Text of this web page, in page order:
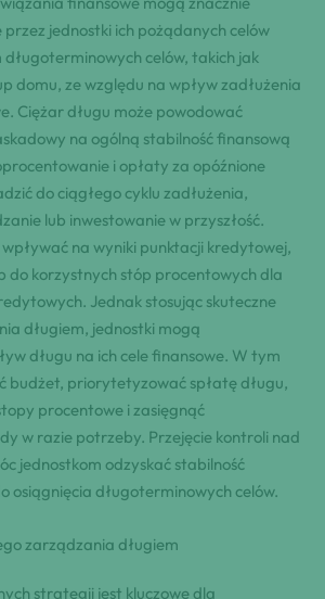
jednostki ich pożądanych celów
celów, takich jak
domu, ze względu na wpływ zadłużenia
Ciężar długu może powodować
na ogólną stabilność finansową
i opłaty za opóźnione
do ciągłego cyklu zadłużenia,
lub inwestowanie w przyszłość.
na wyniki punktacji kredytowej,
do korzystnych stóp procentowych dla
Jednak stosując skuteczne
długiem, jednostki mogą
długu na ich cele finansowe. W tym
budżet, priorytetyzować spłatę długu,
procentowe i zasięgnąć
w razie potrzeby. Przejęcie kontroli nad
jednostkom odzyskać stabilność
osiągnięcia długoterminowych celów.
zarządzania długiem
strategii jest kluczowe dla